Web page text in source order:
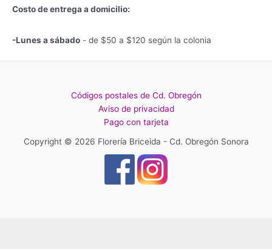
Costo de entrega a domicilio:
-Lunes a sábado - de $50 a $120 según la colonia
Códigos postales de Cd. Obregón
Aviso de privacidad
Pago con tarjeta
Copyright © 2026 Florería Briceida - Cd. Obregón Sonora